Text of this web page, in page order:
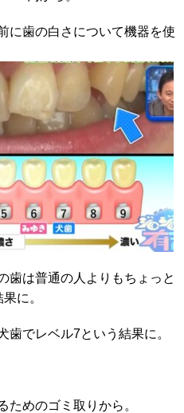
に歯の白さについて機器を使
歯は普通の人よりもちょっと
に。
歯でレベル7という結果に。
ためのゴミ取りから。